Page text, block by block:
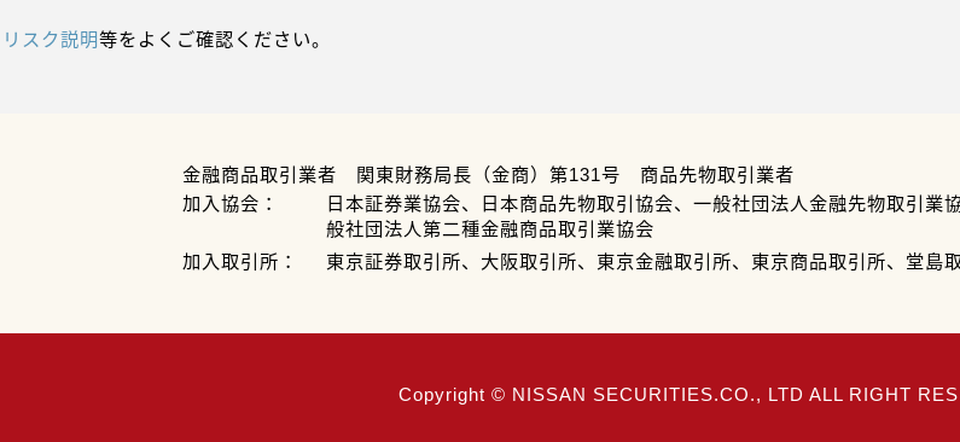
リスク説明等をよくご確認ください。
金融商品取引業者 関東財務局長（金商）第131号 商品先物取引業者
加入協会：
日本証券業協会、日本商品先物取引協会、一般社団法人金融先物取引業
般社団法人第二種金融商品取引業協会
加入取引所：
東京証券取引所、大阪取引所、東京金融取引所、東京商品取引所、堂島
Copyright © NISSAN SECURITIES.CO., LTD ALL RIGHT